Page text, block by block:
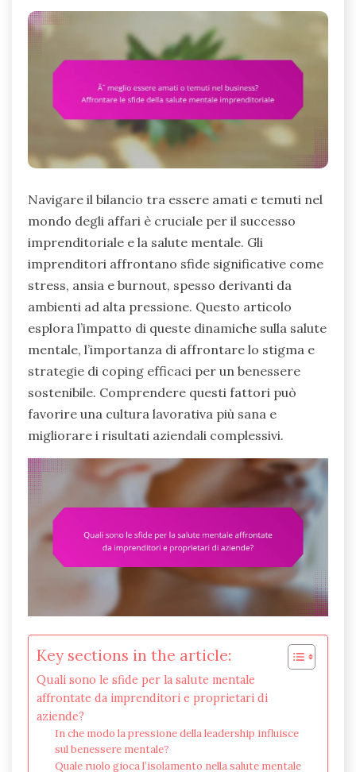
Navigare il bilancio tra essere amati e temuti nel
mondo degli affari è cruciale per il successo
imprenditoriale e la salute mentale. Gli
imprenditori affrontano sfide significative come
stress, ansia e burnout, spesso derivanti da
ambienti ad alta pressione. Questo articolo
esplora l’impatto di queste dinamiche sulla salute
mentale, l’importanza di affrontare lo stigma e
strategie di coping efficaci per un benessere
sostenibile. Comprendere questi fattori può
favorire una cultura lavorativa più sana e
migliorare i risultati aziendali complessivi.
Key sections in the article:
Quali sono le sfide per la salute mentale
affrontate da imprenditori e proprietari di
aziende?
In che modo la pressione della leadership influisce
sul benessere mentale?
Quale ruolo gioca l’isolamento nella salute mentale